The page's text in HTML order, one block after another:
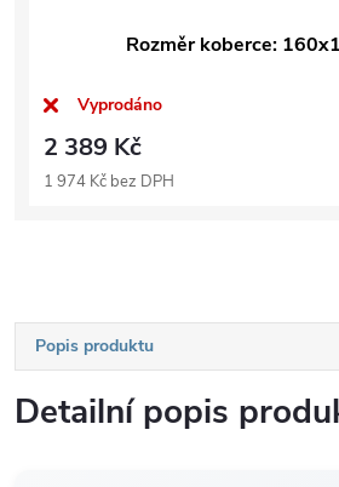
Rozměr koberce:
Vyprodáno
2 389 Kč
1 974 Kč bez DPH
Popis produktu
Detailní popis